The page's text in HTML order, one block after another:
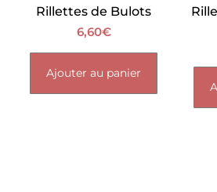
Rillettes de Bulots
6,60€
Ajouter au panier